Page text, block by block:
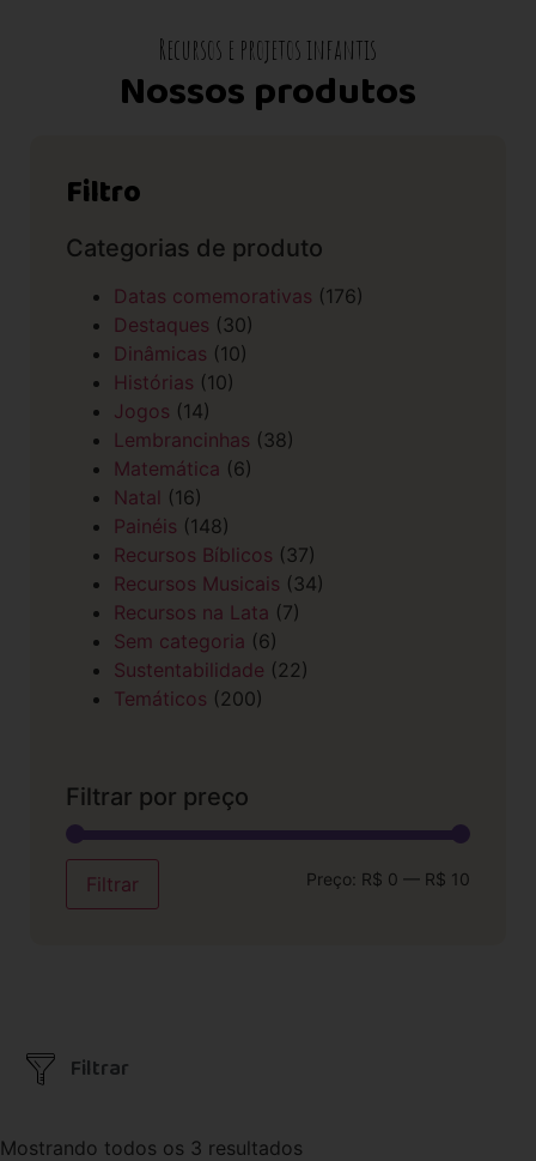
Recursos e projetos infantis
Nossos produtos
Filtro
Categorias de produto
Datas comemorativas (176)
Destaques (30)
Dinâmicas (10)
Histórias (10)
Jogos (14)
Lembrancinhas (38)
Matemática (6)
Natal (16)
Painéis (148)
Recursos Bíblicos (37)
Recursos Musicais (34)
Recursos na Lata (7)
Sem categoria (6)
Sustentabilidade (22)
Temáticos (200)
Filtrar por preço
Filtrar Preço: R$ 0 — R$ 10
Filtrar
Mostrando todos os 3 resultados